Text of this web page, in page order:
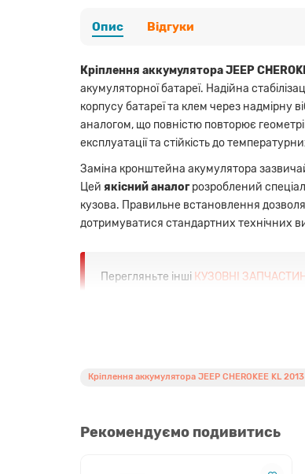
Опис Відгуки
Кріплення аккумулятора JEEP
акумуляторної батареї. Надійна
корпусу батареї та клем через надмірну
аналогом, що повністю повторює
експлуатації та стійкість до
Заміна кронштейна акумулятора
Цей якісний аналогрозроблений
кузова. Правильне встановлення
дотримуватися стандартних технічних
Перегляньте інші КУЗОВНІ
Вигідна ціна:Найкраще
Кріплення аккумулятора JEEP CHEROKEE KL
Рекомендуємо подивитись